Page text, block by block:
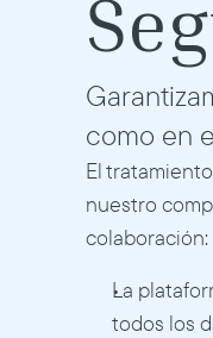
como en
El
nuestro
colaboración:
La
todos los